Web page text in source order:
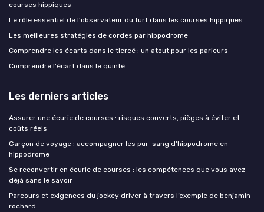
courses hippiques
Le rôle essentiel de l'observateur du turf dans les courses hippiques
Les meilleures stratégies de cordes par hippodrome
Comprendre les écarts dans le tiercé : un atout pour les parieurs
Comprendre l'écart dans le quinté
Les derniers articles
Assurer une écurie de courses : risques couverts, pièges à éviter et
coûts réels
Garçon de voyage : accompagner les pur-sang d'hippodrome en
hippodrome
Se reconvertir en écurie de courses : les compétences que vous avez
déjà sans le savoir
Parcours et exigences du jockey driver à travers l’exemple de benjamin
rochard